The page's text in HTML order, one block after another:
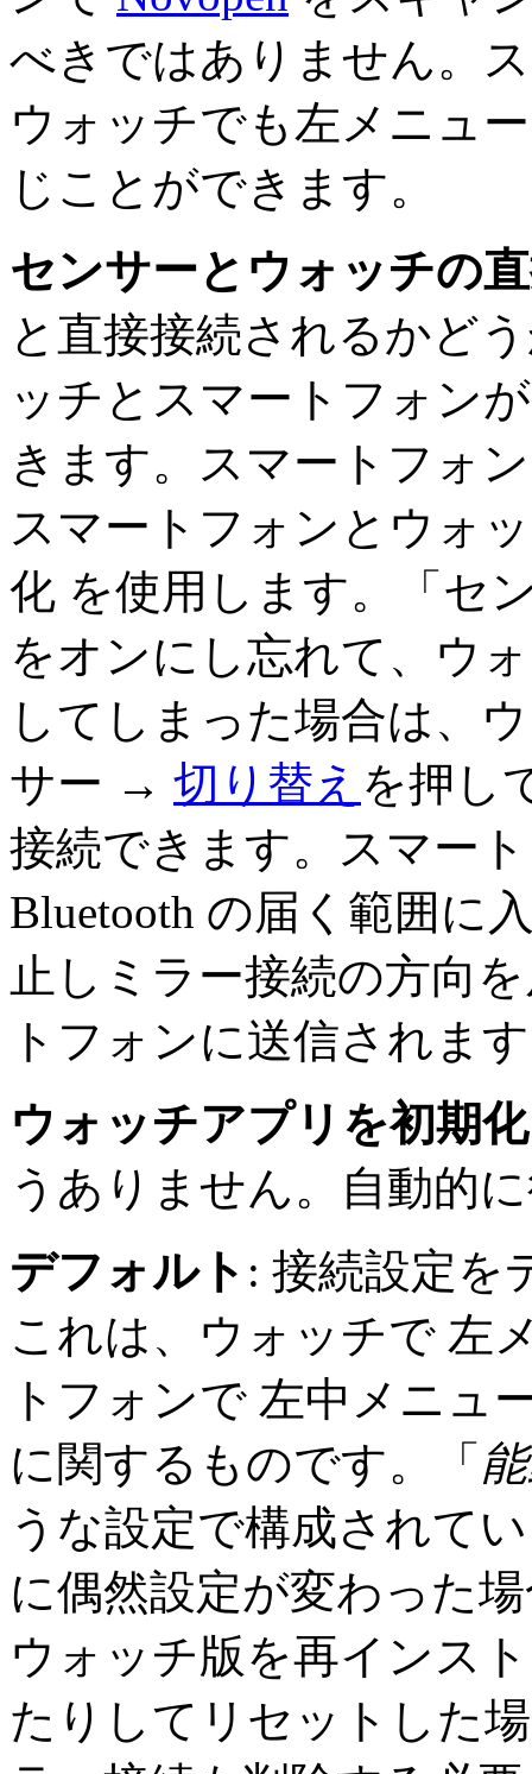
べきではありません。
ウォッチでも左メニュ
じことができます。
センサーとウォッチの
と直接接続されるかど
ッチとスマートフォン
きます。スマートフォ
スマートフォンとウォ
化 を使用します。「セ
をオンにし忘れて、ウ
してしまった場合は、
サー → 切り替え を押し
接続できます。スマー
Bluetooth の届く範囲に
止しミラー接続の方向
トフォンに送信されま
ウォッチアプリを初期化
うありません。自動的
デフォルト : 接続設定を
これは、ウォッチで 左
トフォンで 左中メニュ
に関するものです。「
うな設定で構成されて
に偶然設定が変わった
ウォッチ版を再インス
たりしてリセットした